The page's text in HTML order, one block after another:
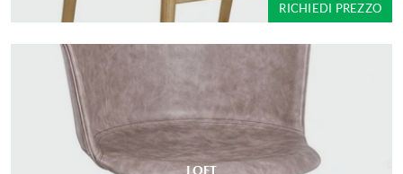
RICHIEDI PREZZO
LOFT